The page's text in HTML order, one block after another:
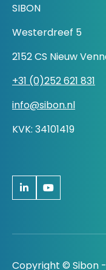
SIBON
Westerdreef 5
2152 CS Nieuw
+31 (0)252 621 831
info@sibon.nl
KVK: 34101419
Copyright © Sibon